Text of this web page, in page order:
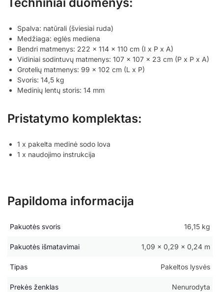
Techniniai duomenys:
Spalva: natūrali (šviesiai ruda)
Medžiaga: eglės mediena
Bendri matmenys: 222 x 114 x 110 cm (I x P x A)
Vidiniai sodintuvų matmenys: 107 x 107 x 23 cm (P x P x A)
Grotelių matmenys: 99 x 102 cm (L x P)
Svoris: 14,5 kg
Medinių lentų storis: 14 mm
Pristatymo komplektas:
1 x pakelta medinė sodo lova
1 x naudojimo instrukcija
Papildoma informacija
Pakuotės svoris 16,15 kg
Pakuotės išmatavimai 1,09 × 0,29 × 0,24 m
Tipas Pakeltos lysvės
Prekės ženklas Nenurodyta